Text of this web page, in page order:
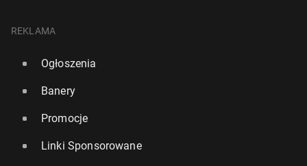
REKLAMA
Ogłoszenia
Banery
Promocje
Linki Sponsorowane